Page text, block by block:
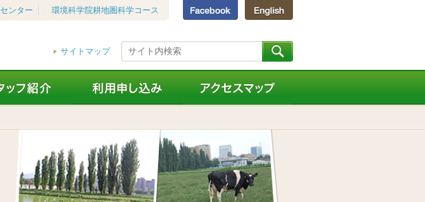
サイトマップ
ンター 環境科学院耕地圏科学コース